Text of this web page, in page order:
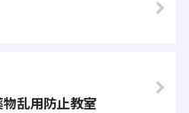
乱用防止教室